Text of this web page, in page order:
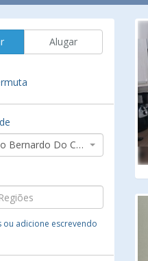
Alugar
São Bernardo Do Campo
adicione escrevendo